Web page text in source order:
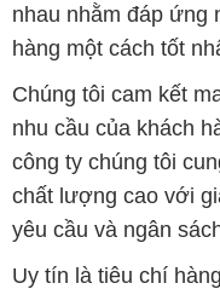
nhau nhằm đáp ứng
hàng một cách tốt
Chúng tôi cam kết
nhu cầu của khách
công ty chúng tôi
chất lượng cao với
yêu cầu và ngân
Uy tín là tiêu chí